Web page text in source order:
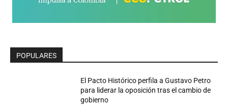
POPULARES
El Pacto Histórico perfila a Gustavo Petro
para liderar la oposición tras el cambio de
gobierno